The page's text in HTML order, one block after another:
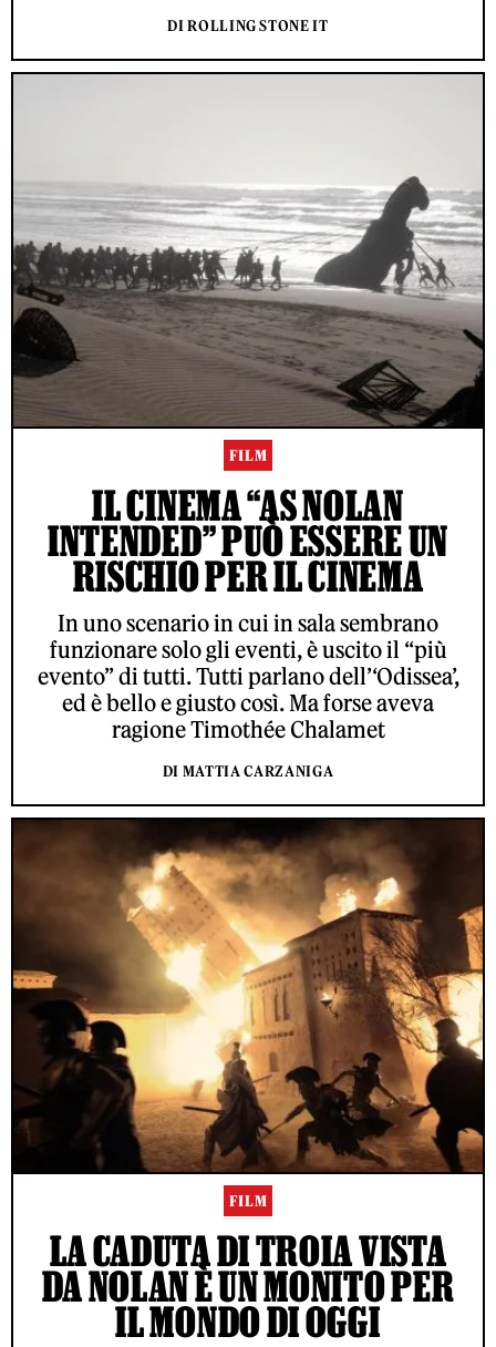
DI ROLLING STONE IT
FILM
IL CINEMA “AS NOLAN
INTENDED” PUÒ ESSERE UN
RISCHIO PER IL CINEMA
In uno scenario in cui in sala sembrano
funzionare solo gli eventi, è uscito il “più
evento” di tutti. Tutti parlano dell’‘Odissea’,
ed è bello e giusto così. Ma forse aveva
ragione Timothée Chalamet
DI MATTIA CARZANIGA
FILM
LA CADUTA DI TROIA VISTA
DA NOLAN È UN MONITO PER
IL MONDO DI OGGI